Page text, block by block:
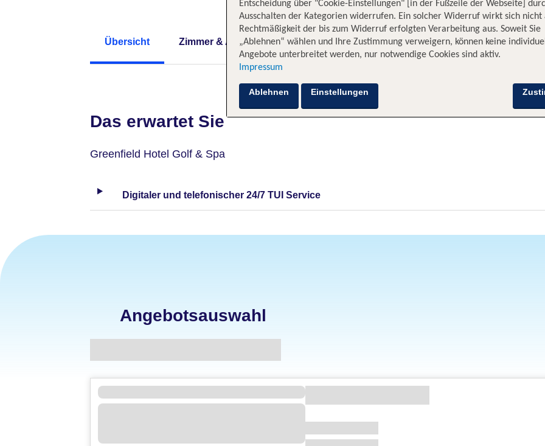
Übersicht Zimmer & Angebote Hotelinformationen Lage Bewertungen
Das erwartet Sie
Greenfield Hotel Golf & Spa
Digitaler und telefonischer 24/7 TUI Service
Angebotsauswahl
Entscheidung über "Cookie-Einstellungen" [in der Fußzeile der Webseite]
Ausschalten der Kategorien widerrufen. Ein solcher Widerruf wirkt sich nicht
Rechtmäßigkeit der bis zum Widerruf erfolgten Verarbeitung aus. Soweit Sie
„Ablehnen“ wählen und Ihre Zustimmung verweigern, können keine
Angebote unterbreitet werden, nur notwendige Cookies sind aktiv.
Impressum
Ablehnen Einstellungen